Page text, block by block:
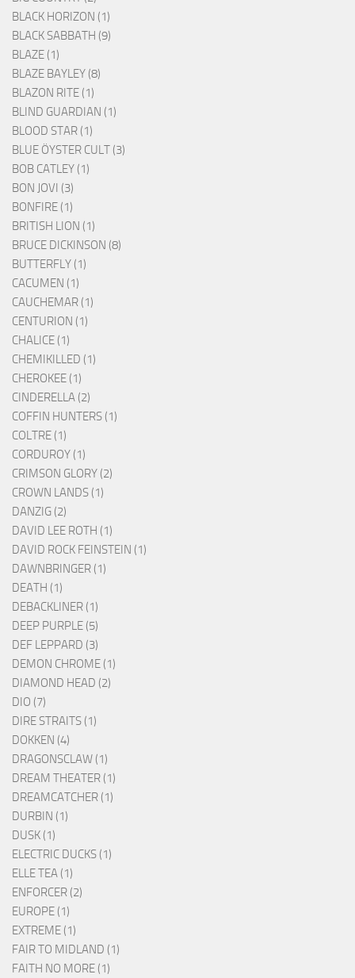
BLACK HORIZON (1)
BLACK SABBATH (9)
BLAZE (1)
BLAZE BAYLEY (8)
BLAZON RITE (1)
BLIND GUARDIAN (1)
BLOOD STAR (1)
BLUE ÖYSTER CULT (3)
BOB CATLEY (1)
BON JOVI (3)
BONFIRE (1)
BRITISH LION (1)
BRUCE DICKINSON (8)
BUTTERFLY (1)
CACUMEN (1)
CAUCHEMAR (1)
CENTURION (1)
CHALICE (1)
CHEMIKILLED (1)
CHEROKEE (1)
CINDERELLA (2)
COFFIN HUNTERS (1)
COLTRE (1)
CORDUROY (1)
CRIMSON GLORY (2)
CROWN LANDS (1)
DANZIG (2)
DAVID LEE ROTH (1)
DAVID ROCK FEINSTEIN (1)
DAWNBRINGER (1)
DEATH (1)
DEBACKLINER (1)
DEEP PURPLE (5)
DEF LEPPARD (3)
DEMON CHROME (1)
DIAMOND HEAD (2)
DIO (7)
DIRE STRAITS (1)
DOKKEN (4)
DRAGONSCLAW (1)
DREAM THEATER (1)
DREAMCATCHER (1)
DURBIN (1)
DUSK (1)
ELECTRIC DUCKS (1)
ELLE TEA (1)
ENFORCER (2)
EUROPE (1)
EXTREME (1)
FAIR TO MIDLAND (1)
FAITH NO MORE (1)